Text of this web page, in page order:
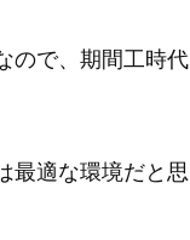
ので、期間工時代
最適な環境だと思